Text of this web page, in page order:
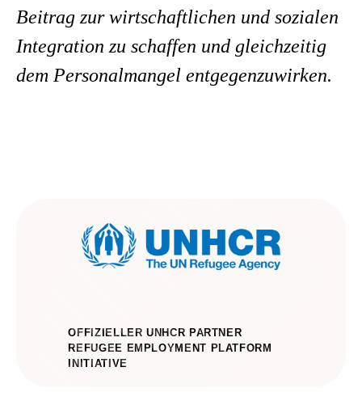
Beitrag zur wirtschaftlichen und sozialen
Integration zu schaffen und gleichzeitig
dem Personalmangel entgegenzuwirken.
OFFIZIELLER UNHCR PARTNER
REFUGEE EMPLOYMENT PLATFORM
INITIATIVE